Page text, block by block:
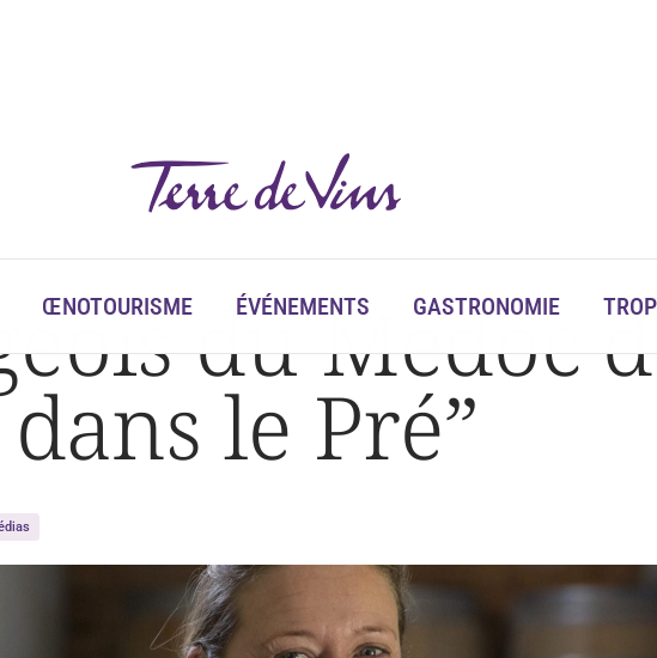
ŒNOTOURISME ÉVÉNEMENTS GASTRONOMIE
du Médoc
le Pré”